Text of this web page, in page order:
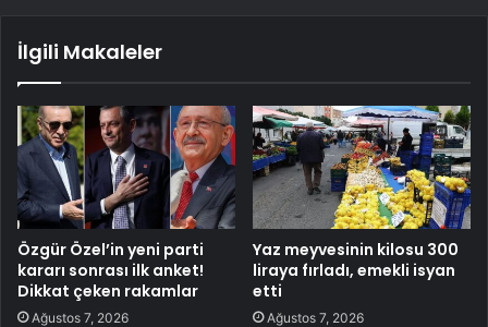
İlgili Makaleler
Özgür Özel’in yeni parti
kararı sonrası ilk anket!
Dikkat çeken rakamlar
Ağustos 7, 2026
Yaz meyvesinin kilosu 300
liraya fırladı, emekli isyan
etti
Ağustos 7, 2026